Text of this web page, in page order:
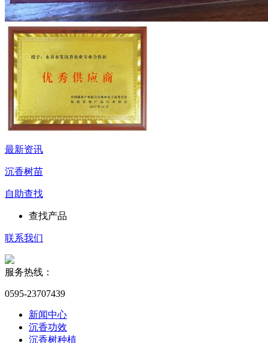
最新资讯
沉香树苗
自助查找
查找产品
联系我们
服务热线：
0595-23707439
新闻中心
沉香功效
沉香树种植